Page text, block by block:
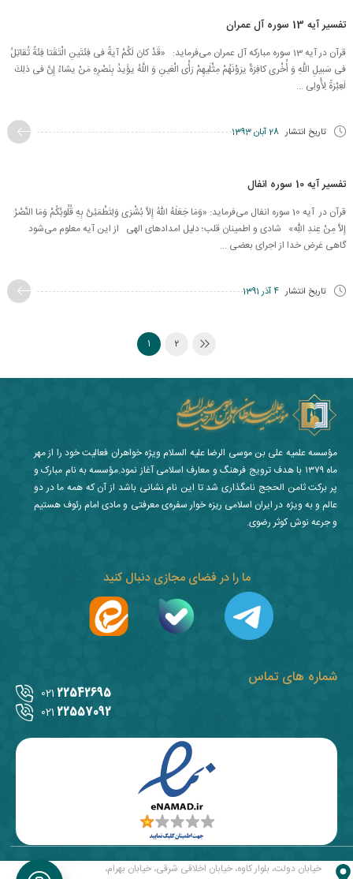
تفسیر آیه 13 سوره آل عمران
قرآن در آیه 13 سوره مبارکه آل عمران می‌فرماید: «قَدْ كانَ لَكُمْ آیةٌ فی‏ فِئَتَینِ الْتَقَتا فِئَةٌ تُقاتِلُ
فی‏ سَبیلِ اللَّهِ وَ أُخْرى‏ كافِرَةٌ یرَوْنَهُمْ مِثْلَیهِمْ رَأْی الْعَینِ وَ اللَّهُ یؤَیدُ بِنَصْرِهِ مَنْ یشاءُ إِنَّ فی‏ ذلِكَ
لَعِبْرَةً لِأُولِی ...
تاریخ انتشار 28 آبان 1393
تفسیر آیه 10 سوره انفال
قرآن در آیه 10 سوره انفال می‌فرماید: «وَمَا جَعَلَهُ اللّهُ إِلاَّ بُشْرَى وَلِتَطْمَئِنَّ بِهِ قُلُوبُكُمْ وَمَا النَّصْرُ
إِلاَّ مِنْ عِندِ اللّهِ» شادی و اطمینان قلب؛ دلیل امدادهای الهی از این آیه معلوم می‌شود
گاهی غرض خدا از اجرای بعضی ...
تاریخ انتشار 4 آذر 1391
1 2
شماره های تماس
22542695
021
22557092
021
ما را در فضای مجازی دنبال کنید
مؤسسه علمیه علی بن موسی الرضا علیه السلام ویژه خواهران فعالیت خود را از مهر
ماه ۱۳۷۹ با هدف ترویج فرهنگ و معارف اسلامی آغاز نمود.مؤسسه به نام مبارک و
پر برکت ثامن الحجج نامگذاری شد تا این نام نشانی باشد از آن که همه ما در دو
عالم و به ویژه در ایران اسلامی ریزه خوار سفره‌ی معرفتی و مادی امام رئوف هستیم
و جرعه نوش کوثر رضوی.
خیابان دولت، بلوار کاوه، خیابان اخلاقی شرقی، خیابان بهرام،